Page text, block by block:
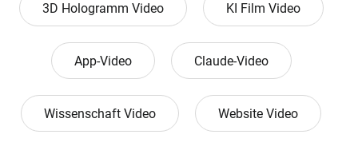
3D Hologramm Video KI Film Video
App-Video Claude-Video
Wissenschaft Video Website Video